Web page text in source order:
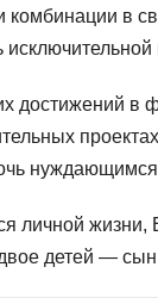
комбинации в
достижений в
личной
детей — сын